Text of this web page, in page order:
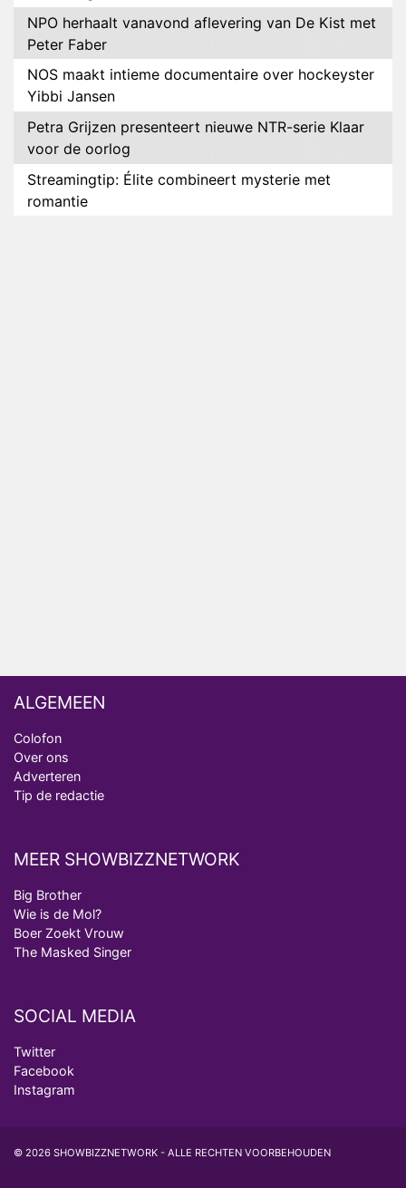
NPO herhaalt vanavond aflevering van De Kist met
Peter Faber
NOS maakt intieme documentaire over hockeyster
Yibbi Jansen
Petra Grijzen presenteert nieuwe NTR-serie Klaar
voor de oorlog
Streamingtip: Élite combineert mysterie met
romantie
ALGEMEEN
Colofon
Over ons
Adverteren
Tip de redactie
MEER SHOWBIZZNETWORK
Big Brother
Wie is de Mol?
Boer Zoekt Vrouw
The Masked Singer
SOCIAL MEDIA
Twitter
Facebook
Instagram
© 2026 SHOWBIZZNETWORK - ALLE RECHTEN VOORBEHOUDEN